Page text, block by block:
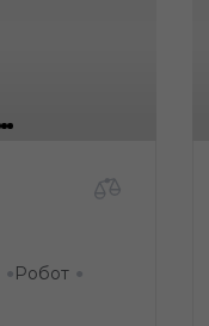
● Робот ●